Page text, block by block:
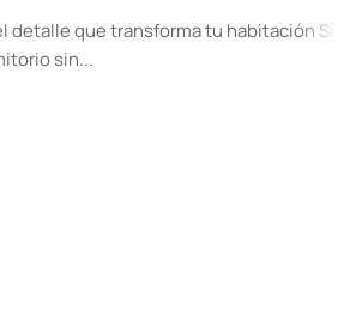
detalle que transforma tu habitación Si
sin...